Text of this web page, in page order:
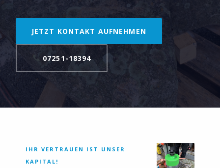
JETZT KONTAKT AUFNEHMEN
07251-18394
IHR VERTRAUEN IST UNSER
KAPITAL!